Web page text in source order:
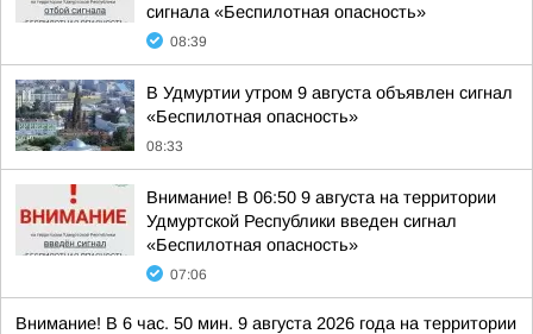
сигнала «Беспилотная опасность»
08:39
В Удмуртии утром 9 августа объявлен сигнал
«Беспилотная опасность»
08:33
Внимание! В 06:50 9 августа на территории
Удмуртской Республики введен сигнал
«Беспилотная опасность»
07:06
Внимание! В 6 час. 50 мин. 9 августа 2026 года на территории